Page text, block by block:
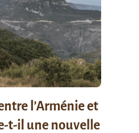
l’Arménie et
t-il une nouvelle